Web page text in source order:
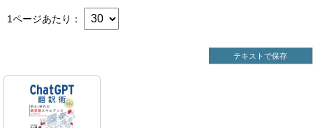
1ページあたり
テキストで保存